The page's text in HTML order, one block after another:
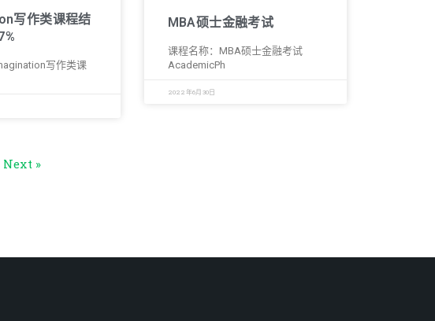
写作类课程结
写作类课
MBA硕士金融考试
课程名称：MBA硕士金融考试
AcademicPh
2022年6月30日
Next »